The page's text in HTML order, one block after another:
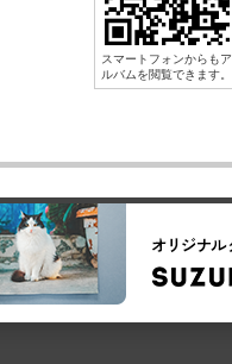
スマートフォンからもア
ルバムを閲覧できます。